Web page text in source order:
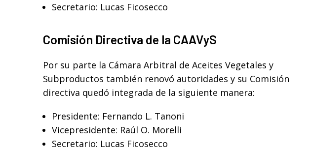
Secretario: Lucas Ficosecco
Comisión Directiva de la CAAVyS
Por su parte la Cámara Arbitral de Aceites Vegetales y
Subproductos también renovó autoridades y su Comisión
directiva quedó integrada de la siguiente manera:
Presidente: Fernando L. Tanoni
Vicepresidente: Raúl O. Morelli
Secretario: Lucas Ficosecco